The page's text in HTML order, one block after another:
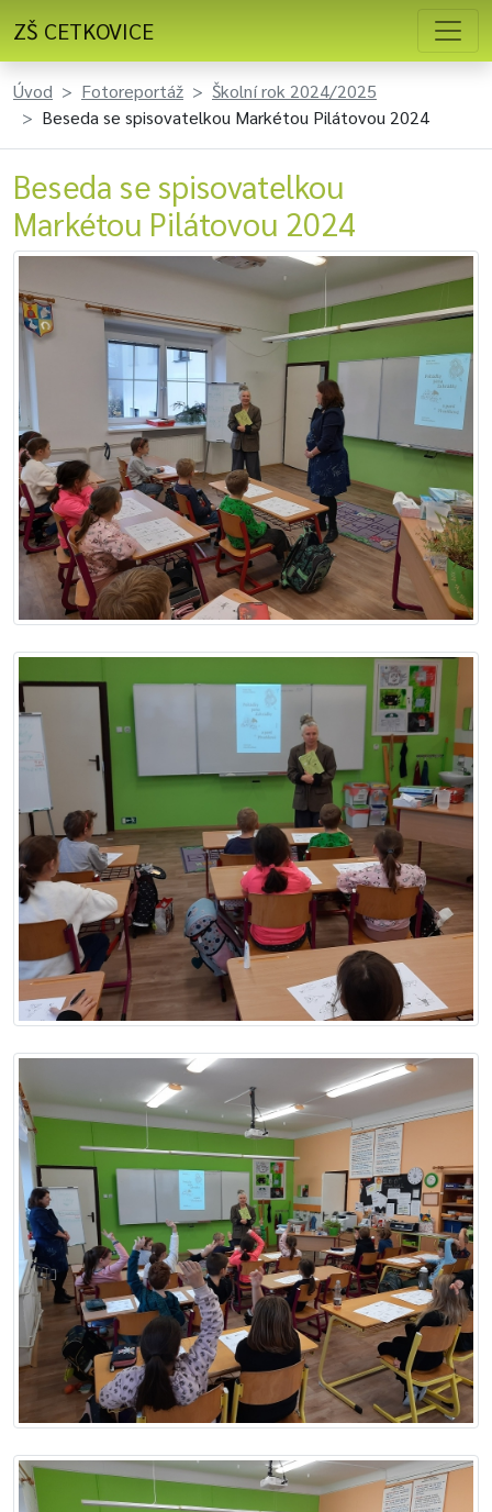
ZŠ CETKOVICE
Úvod Fotoreportáž
Školní rok 2024/2025
Beseda se spisovatelkou Markétou Pilátovou 2024
Beseda se spisovatelkou
Markétou Pilátovou 2024